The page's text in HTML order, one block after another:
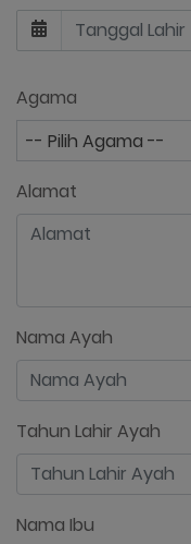
Agama
-- Pilih Agama --
Alamat
Nama Ayah
Tahun Lahir Ayah
Nama Ibu